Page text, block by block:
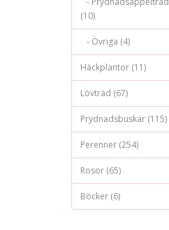
(10)
- Övriga (4)
Häckplantor (11)
Lövträd (67)
Prydnadsbuskar (115)
Perenner (254)
Rosor (65)
Böcker (6)